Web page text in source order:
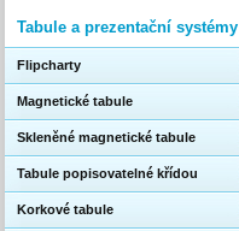
Tabule a prezentační systémy
Flipcharty
Magnetické tabule
Skleněné magnetické tabule
Tabule popisovatelné křídou
Korkové tabule